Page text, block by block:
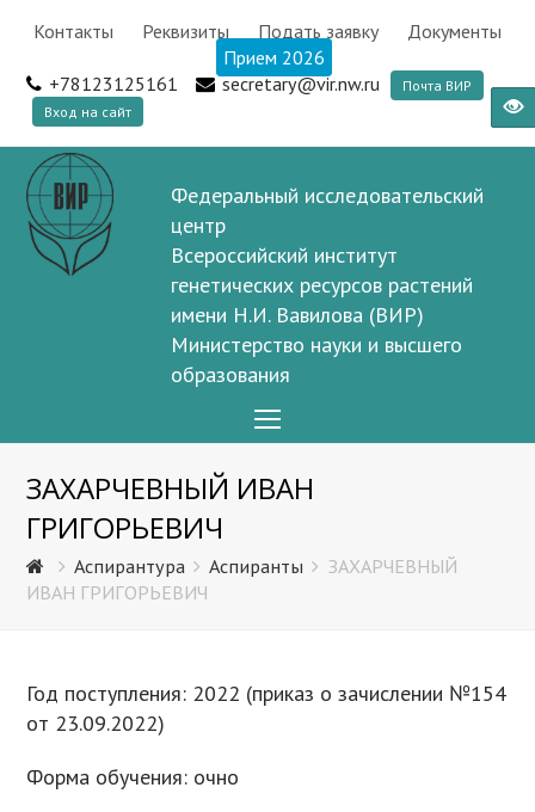
Контакты Реквизиты Подать заявку
Документы
Прием 2026
+78123125161
secretary@vir.nw.ru
Почта ВИР
Вход на сайт
Федеральный исследовательский
центр
Всероссийский институт
генетических ресурсов растений
имени Н.И. Вавилова (ВИР)
Министерство науки и высшего
образования
Menu
ЗАХАРЧЕВНЫЙ ИВАН
ГРИГОРЬЕВИЧ
Аспирантура Аспиранты
ЗАХАРЧЕВНЫЙ
ИВАН ГРИГОРЬЕВИЧ
Год поступления: 2022 (приказ о зачислении №154
от 23.09.2022)
Форма обучения: очно